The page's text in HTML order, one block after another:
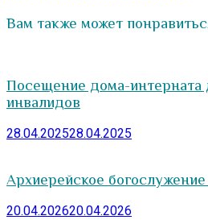
Вам также может
Посещение дома-интерната
инвалидов
28.04.202528.04.2025
Архиерейское
20.04.202620.04.2026